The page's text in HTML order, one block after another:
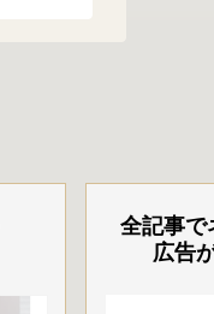
全記事で
広告